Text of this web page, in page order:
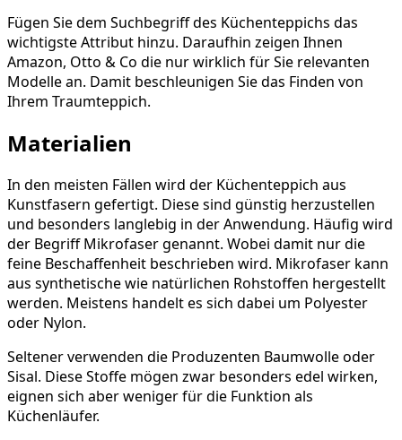
Fügen Sie dem Suchbegriff des Küchenteppichs das
wichtigste Attribut hinzu. Daraufhin zeigen Ihnen
Amazon, Otto & Co die nur wirklich für Sie relevanten
Modelle an. Damit beschleunigen Sie das Finden von
Ihrem Traumteppich.
Materialien
In den meisten Fällen wird der Küchenteppich aus
Kunstfasern gefertigt. Diese sind günstig herzustellen
und besonders langlebig in der Anwendung. Häufig wird
der Begriff Mikrofaser genannt. Wobei damit nur die
feine Beschaffenheit beschrieben wird. Mikrofaser kann
aus synthetische wie natürlichen Rohstoffen hergestellt
werden. Meistens handelt es sich dabei um Polyester
oder Nylon.
Seltener verwenden die Produzenten Baumwolle oder
Sisal. Diese Stoffe mögen zwar besonders edel wirken,
eignen sich aber weniger für die Funktion als
Küchenläufer.